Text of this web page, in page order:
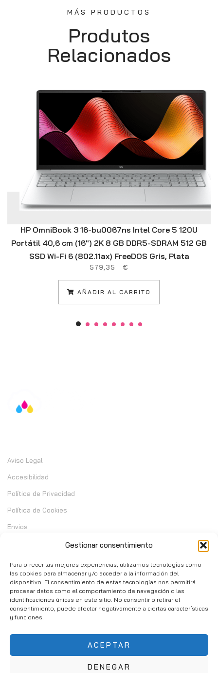
Gestionar consentimiento
Para ofrecer las mejores experiencias, utilizamos tecnologías como
las cookies para almacenar y/o acceder a la información del
dispositivo. El consentimiento de estas tecnologías nos permitirá
procesar datos como el comportamiento de navegación o las
identificaciones únicas en este sitio. No consentir o retirar el
consentimiento, puede afectar negativamente a ciertas características
y funciones.
ACEPTAR
DENEGAR
MÁS PRODUCTOS
Produtos
Relacionados
HP OmniBook 3 16-bu0067ns Intel Core 5 120U
Portátil 40,6 cm (16″) 2K 8 GB DDR5-SDRAM 512 GB
SSD Wi-Fi 6 (802.11ax) FreeDOS Gris, Plata
579,35 €
AÑADIR AL CARRITO
Aviso Legal
Accesibilidad
Política de Privacidad
Política de Cookies
Envios
Contacto
C/ Telera de Cortijo Chico 14 - Mijas 29651
info@consumibleshop.es